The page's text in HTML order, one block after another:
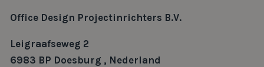
Office Design Projectinrichters B.V.
Leigraafseweg 2
6983 BP Doesburg , Nederland